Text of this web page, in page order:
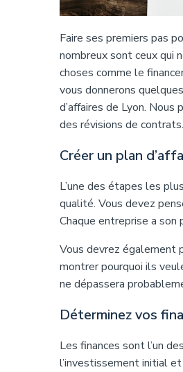
Faire ses premiers pas
nombreux sont ceux qui
choses comme le
vous donnerons
d’affaires de Lyon.
des révisions de
Créer un plan
L’une des étapes les
qualité. Vous devez
Chaque entreprise a son
Vous devrez également
montrer pourquoi ils
ne dépassera
Déterminez vos
Les finances sont l’un
l’investissement initial